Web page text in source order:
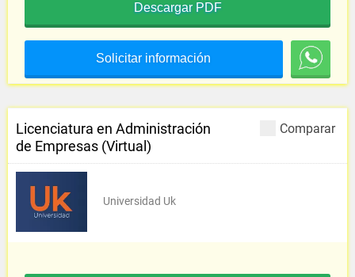
Descargar PDF
Solicitar información
Comparar
Licenciatura en Administración
de Empresas (Virtual)
Universidad Uk